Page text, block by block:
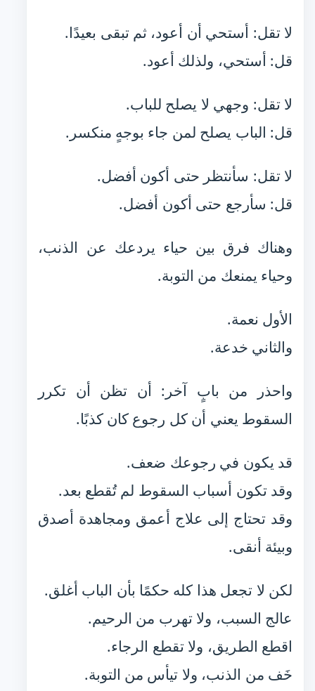
لا تقل: أستحي أن أعود، ثم تبقى بعيدًا.
قل: أستحي، ولذلك أعود.
لا تقل: وجهي لا يصلح للباب.
قل: الباب يصلح لمن جاء بوجهٍ منكسر.
لا تقل: سأنتظر حتى أكون أفضل.
قل: سأرجع حتى أكون أفضل.
وهناك فرق بين حياء يردعك عن الذنب،
وحياء يمنعك من التوبة.
الأول نعمة.
والثاني خدعة.
واحذر من بابٍ آخر: أن تظن أن تكرر
السقوط يعني أن كل رجوع كان كذبًا.
قد يكون في رجوعك ضعف.
وقد تكون أسباب السقوط لم تُقطع بعد.
وقد تحتاج إلى علاج أعمق ومجاهدة أصدق
وبيئة أنقى.
لكن لا تجعل هذا كله حكمًا بأن الباب أغلق.
عالج السبب، ولا تهرب من الرحيم.
اقطع الطريق، ولا تقطع الرجاء.
خَف من الذنب، ولا تيأس من التوبة.